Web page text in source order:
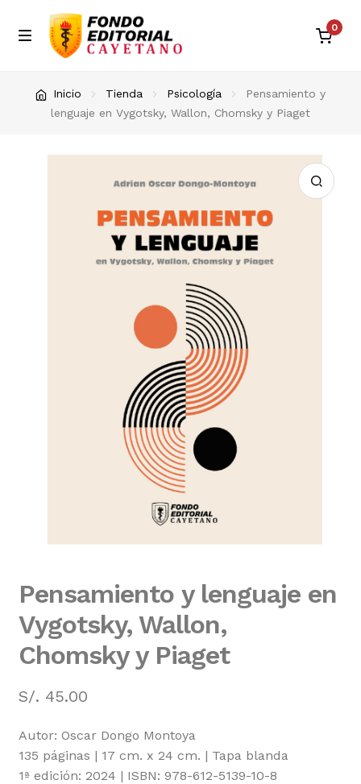
Skip
Skip
M
u
0
Publica con nosotros
Tienda
Inicio Tienda Psicología
Pensamiento y
lenguaje en Vygotsky, Wallon, Chomsky y Piaget
Pensamiento y lenguaje en
Vygotsky, Wallon,
Chomsky y Piaget
S/. 45.00
Autor: Oscar Dongo Montoya
135 páginas | 17 cm. x 24 cm. | Tapa blanda
1ª edición: 2024 | ISBN: 978-612-5139-10-8